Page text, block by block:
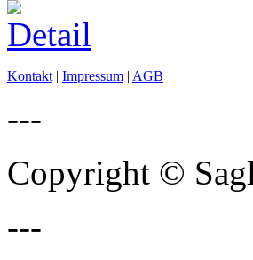
Kontakt | Impressum | AGB
---
Copyright ©
---